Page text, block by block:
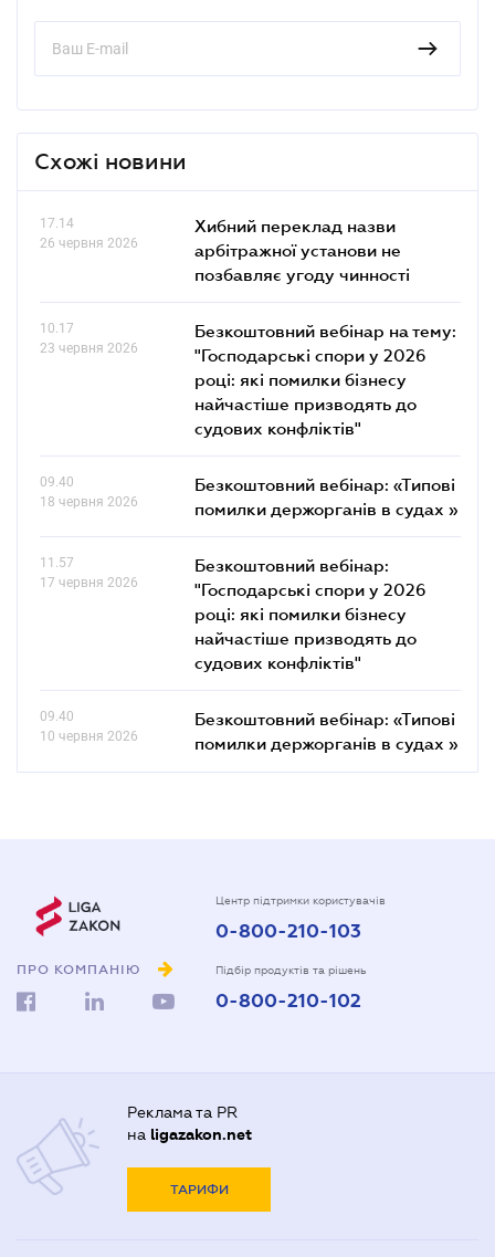
Схожі новини
17.14
26 червня 2026
Хибний переклад назви
арбітражної установи не
позбавляє угоду чинності
10.17
23 червня 2026
Безкоштовний вебінар на тему:
"Господарські спори у 2026
році: які помилки бізнесу
найчастіше призводять до
судових конфліктів"
09.40
18 червня 2026
Безкоштовний вебінар: «Типові
помилки держорганів в судах »
11.57
17 червня 2026
Безкоштовний вебінар:
"Господарські спори у 2026
році: які помилки бізнесу
найчастіше призводять до
судових конфліктів"
09.40
10 червня 2026
Безкоштовний вебінар: «Типові
помилки держорганів в судах »
ПРО КОМПАНІЮ
Центр підтримки користувачів
0-800-210-103
Підбір продуктів та рішень
0-800-210-102
Реклама та PR
на ligazakon.net
ТАРИФИ